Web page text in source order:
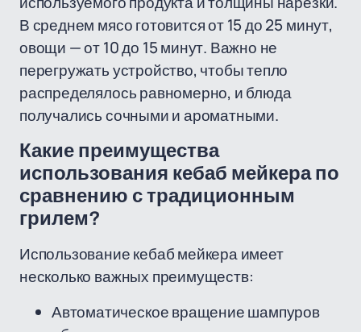
В среднем мясо готовится от 15 до 25 минут,
овощи — от 10 до 15 минут. Важно не
перегружать устройство, чтобы тепло
распределялось равномерно, и блюда
получались сочными и ароматными.
Какие преимущества
использования кебаб мейкера по
сравнению с традиционным
грилем?
Использование кебаб мейкера имеет
несколько важных преимуществ:
Автоматическое вращение шампуров